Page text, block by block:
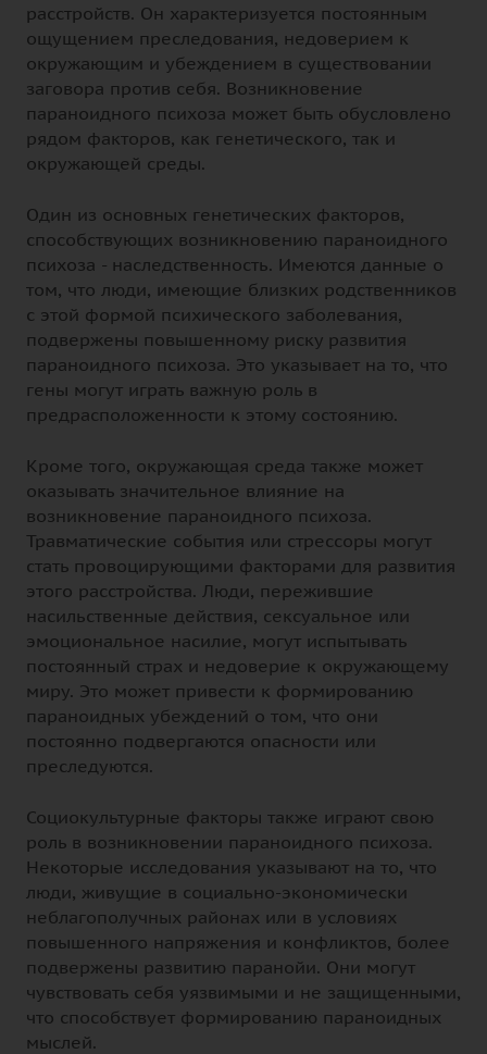
расстройств. Он характеризуется постоянным
ощущением преследования, недоверием к
окружающим и убеждением в существовании
заговора против себя. Возникновение
параноидного психоза может быть обусловлено
рядом факторов, как генетического, так и
окружающей среды.
Один из основных генетических факторов,
способствующих возникновению параноидного
психоза - наследственность. Имеются данные о
том, что люди, имеющие близких родственников
с этой формой психического заболевания,
подвержены повышенному риску развития
параноидного психоза. Это указывает на то, что
гены могут играть важную роль в
предрасположенности к этому состоянию.
Кроме того, окружающая среда также может
оказывать значительное влияние на
возникновение параноидного психоза.
Травматические события или стрессоры могут
стать провоцирующими факторами для развития
этого расстройства. Люди, пережившие
насильственные действия, сексуальное или
эмоциональное насилие, могут испытывать
постоянный страх и недоверие к окружающему
миру. Это может привести к формированию
параноидных убеждений о том, что они
постоянно подвергаются опасности или
преследуются.
Социокультурные факторы также играют свою
роль в возникновении параноидного психоза.
Некоторые исследования указывают на то, что
люди, живущие в социально-экономически
неблагополучных районах или в условиях
повышенного напряжения и конфликтов, более
подвержены развитию паранойи. Они могут
чувствовать себя уязвимыми и не защищенными,
что способствует формированию параноидных
мыслей.